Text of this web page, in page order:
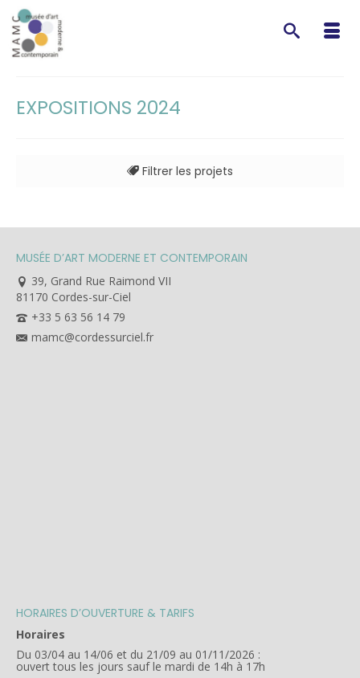
EXPOSITIONS 2024
Filtrer les projets
MUSÉE D’ART MODERNE ET CONTEMPORAIN
39, Grand Rue Raimond VII
81170 Cordes-sur-Ciel
+33 5 63 56 14 79
mamc@cordessurciel.fr
HORAIRES D’OUVERTURE & TARIFS
Horaires
Du 03/04 au 14/06 et du 21/09 au 01/11/2026 :
ouvert tous les jours sauf le mardi de 14h à 17h